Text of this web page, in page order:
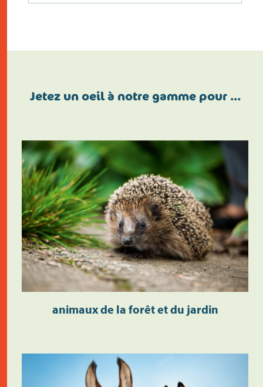
Jetez un oeil à notre gamme pour …
animaux de la forêt et du jardin